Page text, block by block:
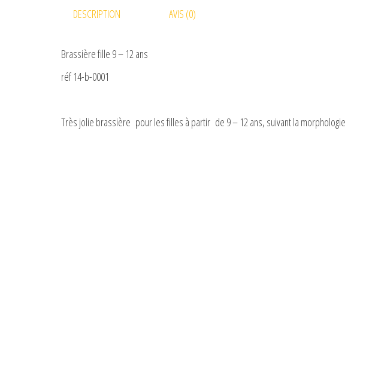
DESCRIPTION AVIS (0)
Brassière fille 9 – 12 ans
réf 14-b-0001
Très jolie brassière pour les filles à partir de 9 – 12 ans, suivant la morphologie